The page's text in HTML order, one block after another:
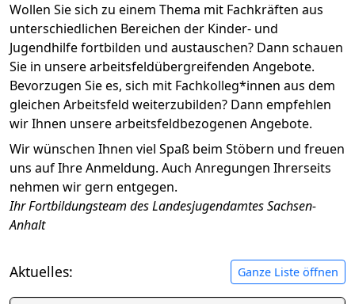
Wollen Sie sich zu einem Thema mit Fachkräften aus
unterschiedlichen Bereichen der Kinder- und
Jugendhilfe fortbilden und austauschen? Dann schauen
Sie in unsere arbeitsfeldübergreifenden Angebote.
Bevorzugen Sie es, sich mit Fachkolleg*innen aus dem
gleichen Arbeitsfeld weiterzubilden? Dann empfehlen
wir Ihnen unsere arbeitsfeldbezogenen Angebote.
Wir wünschen Ihnen viel Spaß beim Stöbern und freuen
uns auf Ihre Anmeldung. Auch Anregungen Ihrerseits
nehmen wir gern entgegen.
Ihr Fortbildungsteam des Landesjugendamtes Sachsen-
Anhalt
Aktuelles: Ganze Liste öffnen